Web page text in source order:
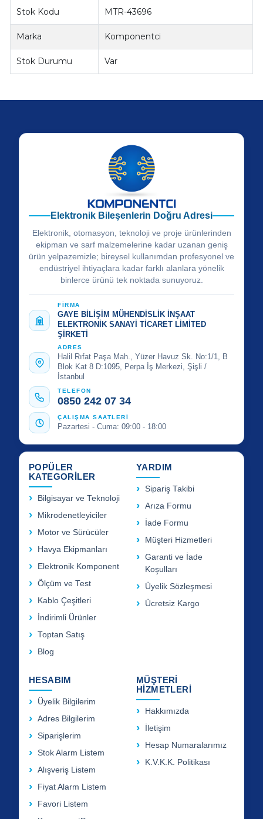
Stok Kodu MTR-43696
Marka Komponentci
Stok Durumu Var
Elektronik Bileşenlerin Doğru Adresi
Elektronik, otomasyon, teknoloji ve proje ürünlerinden
ekipman ve sarf malzemelerine kadar uzanan geniş
ürün yelpazemizle; bireysel kullanımdan profesyonel ve
endüstriyel ihtiyaçlara kadar farklı alanlara yönelik
binlerce ürünü tek noktada sunuyoruz.
FİRMA
GAYE BİLİŞİM MÜHENDİSLİK İNŞAAT
ELEKTRONİK SANAYİ TİCARET LİMİTED
ŞİRKETİ
ADRES
Halil Rıfat Paşa Mah., Yüzer Havuz Sk. No:1/1, B
Blok Kat 8 D:1095, Perpa İş Merkezi, Şişli /
İstanbul
TELEFON
0850 242 07 34
ÇALIŞMA SAATLERİ
Pazartesi - Cuma: 09:00 - 18:00
POPÜLER
KATEGORİLER
Bilgisayar ve Teknoloji
Mikrodenetleyiciler
Motor ve Sürücüler
Havya Ekipmanları
Elektronik Komponent
Ölçüm ve Test
Kablo Çeşitleri
İndirimli Ürünler
Toptan Satış
Blog
YARDIM
Sipariş Takibi
Arıza Formu
İade Formu
Müşteri Hizmetleri
Garanti ve İade
Koşulları
Üyelik Sözleşmesi
Ücretsiz Kargo
HESABIM
Üyelik Bilgilerim
Adres Bilgilerim
Siparişlerim
Stok Alarm Listem
Alışveriş Listem
Fiyat Alarm Listem
Favori Listem
MÜŞTERİ
HİZMETLERİ
Hakkımızda
İletişim
Hesap Numaralarımız
K.V.K.K. Politikası